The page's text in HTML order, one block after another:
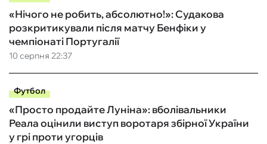
10 серпня 22:37
«Нічого не робить, абсолютно!»: Судакова
розкритикували після матчу Бенфіки у
чемпіонаті Португалії
Футбол
«Просто продайте Луніна»: вболівальники
Реала оцінили виступ воротаря збірної України
у грі проти угорців